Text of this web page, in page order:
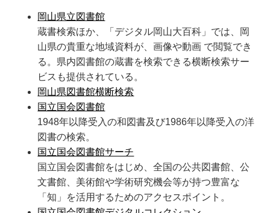
岡山県立図書館
蔵書検索ほか、「デジタル岡山大百科」では、岡
山県の貴重な地域資料が、画像や動画 で閲覧でき
る。県内図書館の蔵書を検索できる横断検索サー
ビスも提供されている。
岡山県図書館横断検索
国立国会図書館
1948年以降受入の和図書及び1986年以降受入の洋
図書の検索。
国立国会図書館サーチ
国立国会図書館をはじめ、全国の公共図書館、公
文書館、美術館や学術研究機会等が持つ豊富な
「知」を活用するためのアクセスポイント。